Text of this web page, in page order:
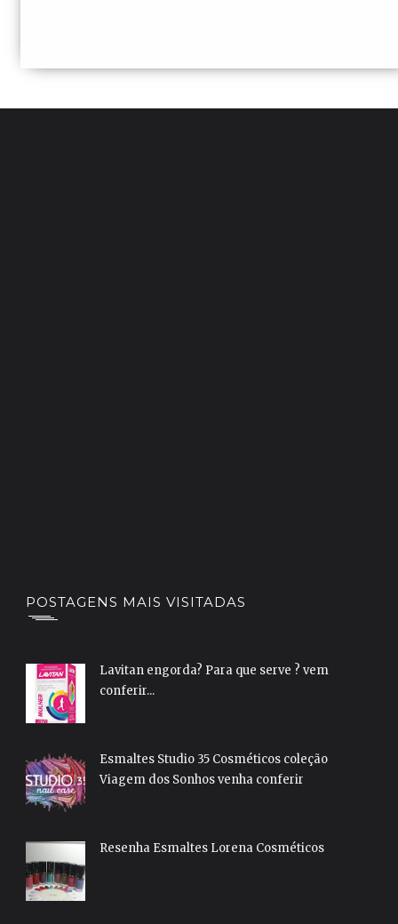
POSTAGENS MAIS VISITADAS
Lavitan engorda? Para que serve ? vem
conferir...
Esmaltes Studio 35 Cosméticos coleção
Viagem dos Sonhos venha conferir
Resenha Esmaltes Lorena Cosméticos